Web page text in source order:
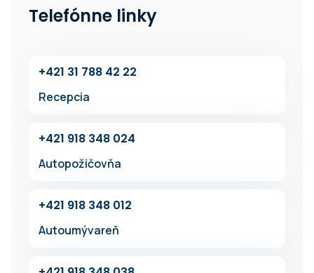
Telefónne linky
+42‍1 31 7‍88 42 22
Recepcia
+42‍1 918 348 024
Autopožičovňa
+42‍1 91‍8 348 012
Autoumývareň